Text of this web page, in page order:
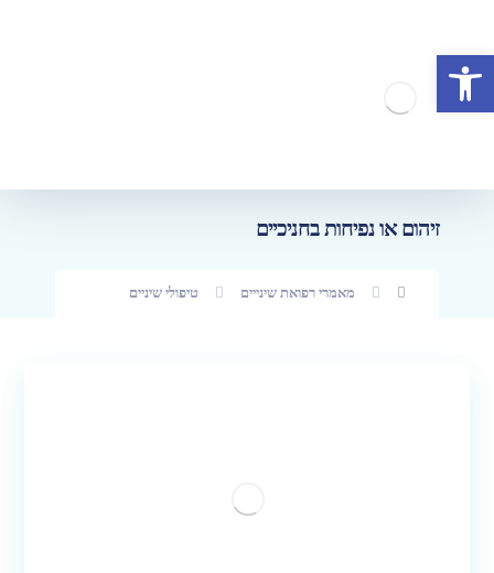
פתח סרגל נגישות
זיהום או נפיחות בחניכיים
מאמרי רפואת שינייים טיפולי שיניים